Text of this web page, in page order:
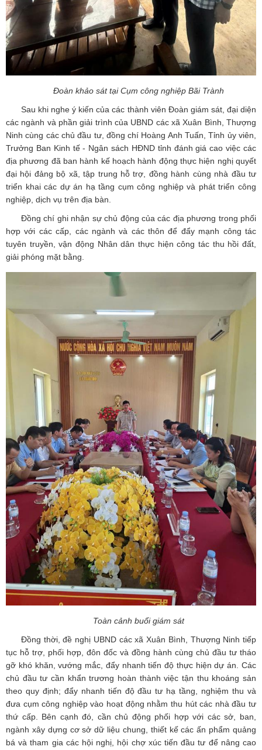
Đoàn khảo sát tại Cụm công nghiệp Bãi Trành
Sau khi nghe ý kiến của các thành viên Đoàn giám sát, đại diện
các ngành và phần giải trình của UBND các xã Xuân Bình, Thượng
Ninh cùng các chủ đầu tư, đồng chí Hoàng Anh Tuấn, Tỉnh ủy viên,
Trưởng Ban Kinh tế - Ngân sách HĐND tỉnh đánh giá cao việc các
địa phương đã ban hành kế hoạch hành động thực hiện nghị quyết
đại hội đảng bộ xã, tập trung hỗ trợ, đồng hành cùng nhà đầu tư
triển khai các dự án hạ tầng cụm công nghiệp và phát triển công
nghiệp, dịch vụ trên địa bàn.
Đồng chí ghi nhận sự chủ động của các địa phương trong phối
hợp với các cấp, các ngành và các thôn để đẩy mạnh công tác
tuyên truyền, vận động Nhân dân thực hiện công tác thu hồi đất,
giải phóng mặt bằng.
Toàn cảnh buổi giám sát
Đồng thời, đề nghị UBND các xã Xuân Bình, Thượng Ninh tiếp
tục hỗ trợ, phối hợp, đôn đốc và đồng hành cùng chủ đầu tư tháo
gỡ khó khăn, vướng mắc, đẩy nhanh tiến độ thực hiện dự án. Các
chủ đầu tư cần khẩn trương hoàn thành việc tận thu khoáng sản
theo quy định; đẩy nhanh tiến độ đầu tư hạ tầng, nghiệm thu và
đưa cụm công nghiệp vào hoạt động nhằm thu hút các nhà đầu tư
thứ cấp. Bên cạnh đó, cần chủ động phối hợp với các sở, ban,
ngành xây dựng cơ sở dữ liệu chung, thiết kế các ấn phẩm quảng
bá và tham gia các hội nghị, hội chợ xúc tiến đầu tư để nâng cao